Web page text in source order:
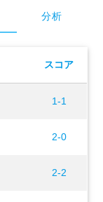
分析
スコア
1-1
2-0
2-2